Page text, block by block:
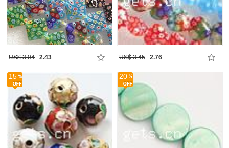
US$ 3.04 2.43 US$ 3.45 2.76
15 20